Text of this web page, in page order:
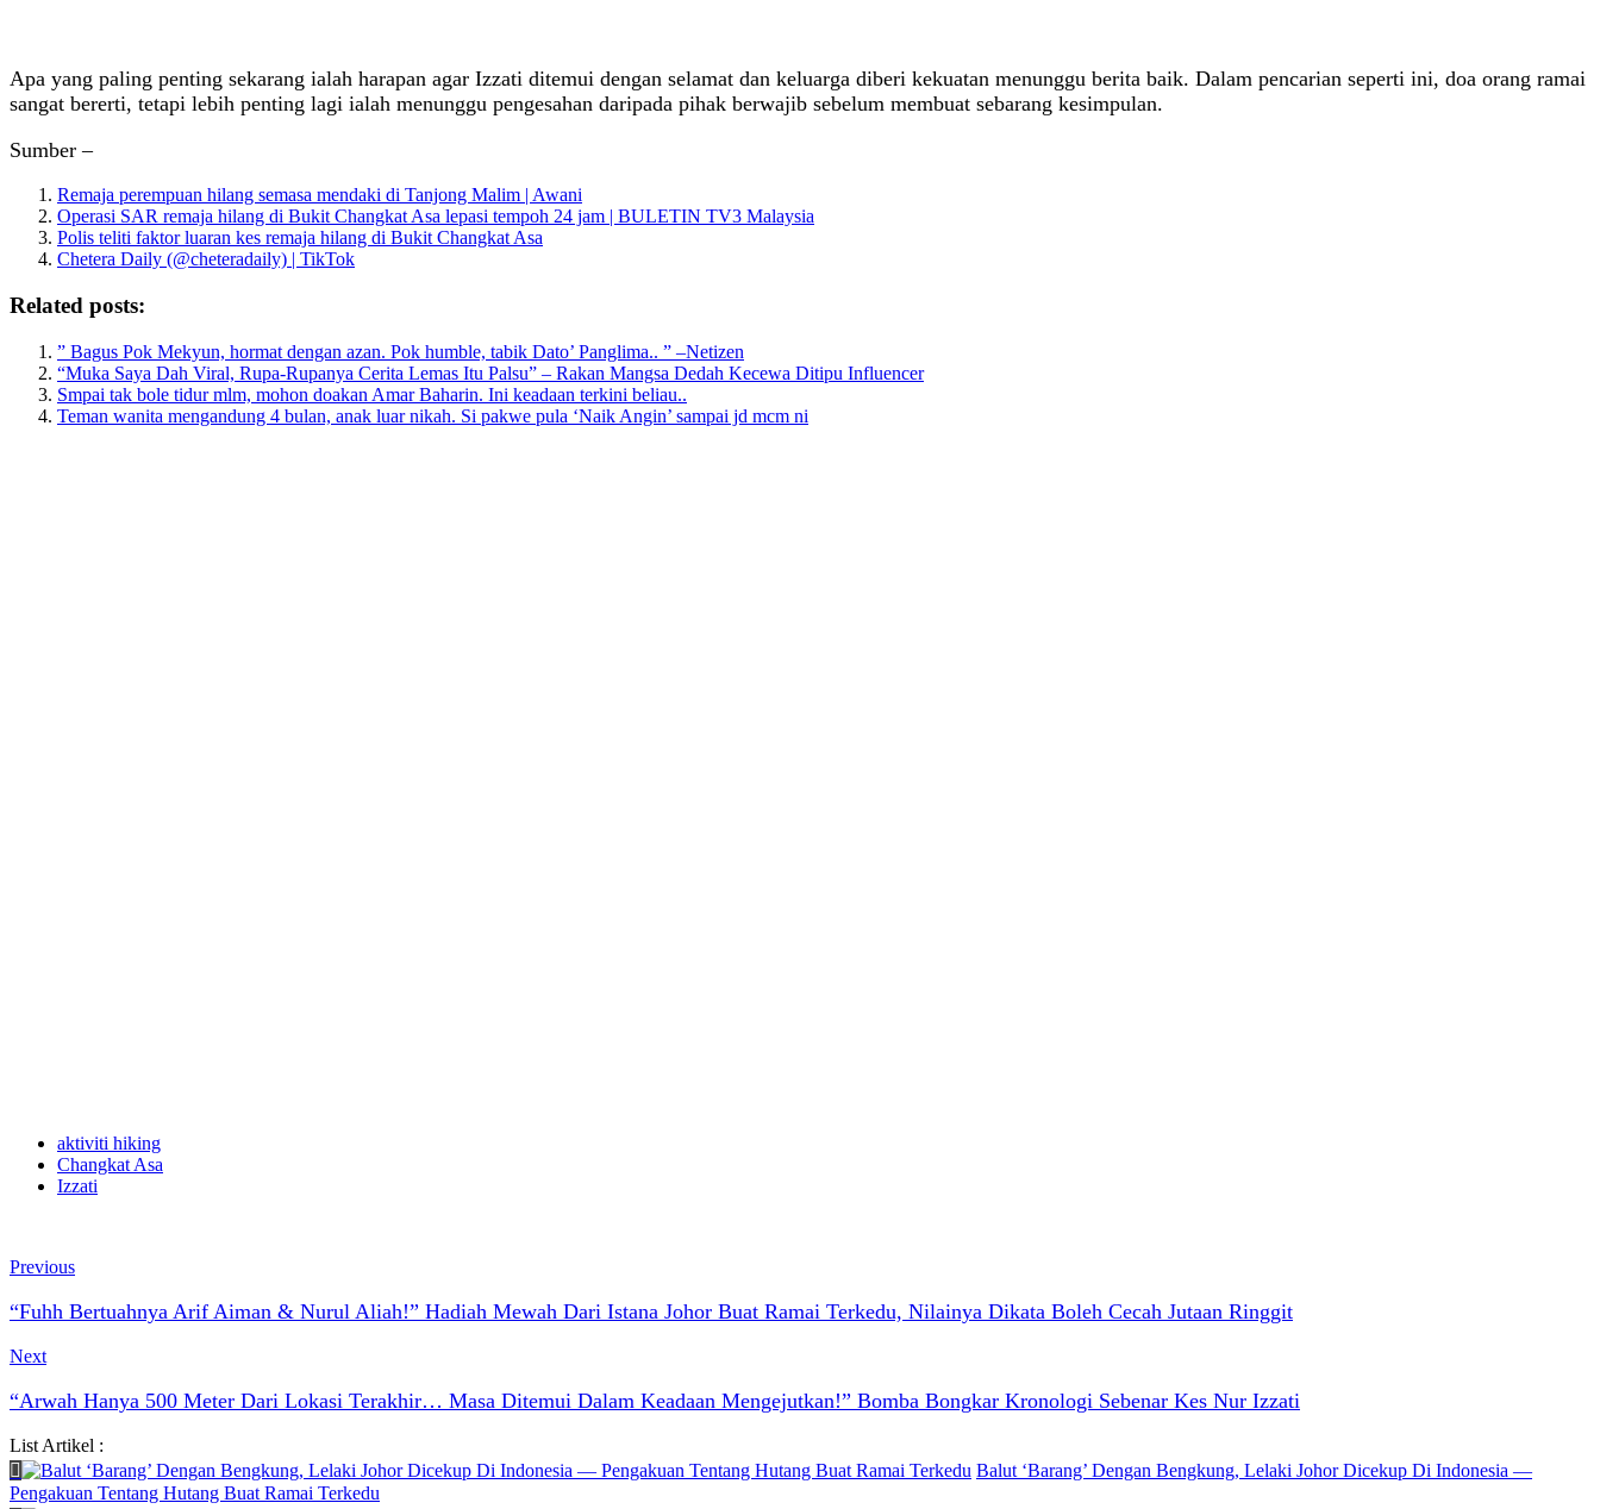
Apa yang paling penting sekarang ialah harapan agar Izzati ditemui dengan selamat dan keluarga diberi kekuatan menunggu berita baik. Dalam pencarian seperti ini, doa orang ramai
sangat bererti, tetapi lebih penting lagi ialah menunggu pengesahan daripada pihak berwajib sebelum membuat sebarang kesimpulan.
Sumber –
Remaja perempuan hilang semasa mendaki di Tanjong Malim | Awani
Operasi SAR remaja hilang di Bukit Changkat Asa lepasi tempoh 24 jam | BULETIN TV3 Malaysia
Polis teliti faktor luaran kes remaja hilang di Bukit Changkat Asa
Chetera Daily (@cheteradaily) | TikTok
Related posts:
” Bagus Pok Mekyun, hormat dengan azan. Pok humble, tabik Dato’ Panglima.. ” –Netizen
“Muka Saya Dah Viral, Rupa‑Rupanya Cerita Lemas Itu Palsu” – Rakan Mangsa Dedah Kecewa Ditipu Influencer
Smpai tak bole tidur mlm, mohon doakan Amar Baharin. Ini keadaan terkini beliau..
Teman wanita mengandung 4 bulan, anak luar nikah. Si pakwe pula ‘Naik Angin’ sampai jd mcm ni
aktiviti hiking
Changkat Asa
Izzati
Previous
“Fuhh Bertuahnya Arif Aiman & Nurul Aliah!” Hadiah Mewah Dari Istana Johor Buat Ramai Terkedu, Nilainya Dikata Boleh Cecah Jutaan Ringgit
Next
“Arwah Hanya 500 Meter Dari Lokasi Terakhir… Masa Ditemui Dalam Keadaan Mengejutkan!” Bomba Bongkar Kronologi Sebenar Kes Nur Izzati
List Artikel :
Balut ‘Barang’ Dengan Bengkung, Lelaki Johor Dicekup Di Indonesia —
Pengakuan Tentang Hutang Buat Ramai Terkedu